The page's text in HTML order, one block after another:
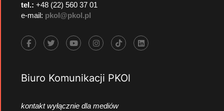
tel.: +48 (22) 560 37 01
e-mail: pkol@pkol.pl
Biuro Komunikacji PKOl
kontakt wyłącznie dla mediów